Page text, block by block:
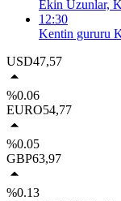
Ekin Uzunlar,
12:30
Kentin gururu
USD47,57
%0.06
EURO54,77
%0.05
GBP63,97
%0.13